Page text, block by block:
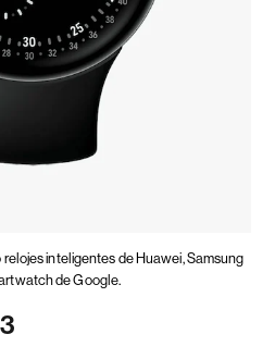
inteligentes de Huawei, Samsung
de Google.